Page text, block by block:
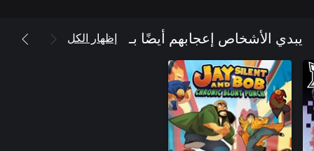
يبدي الأشخاص إعجابهم أيضًا بـ إظهار الكل